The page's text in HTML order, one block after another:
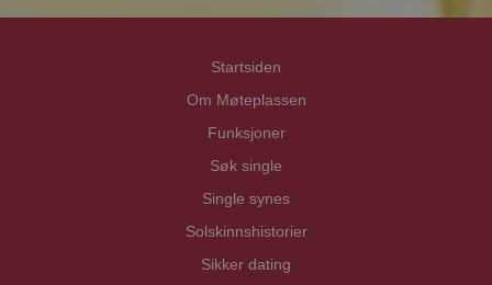
Startsiden
Om Møteplassen
Funksjoner
Søk single
Single synes
Solskinnshistorier
Sikker dating